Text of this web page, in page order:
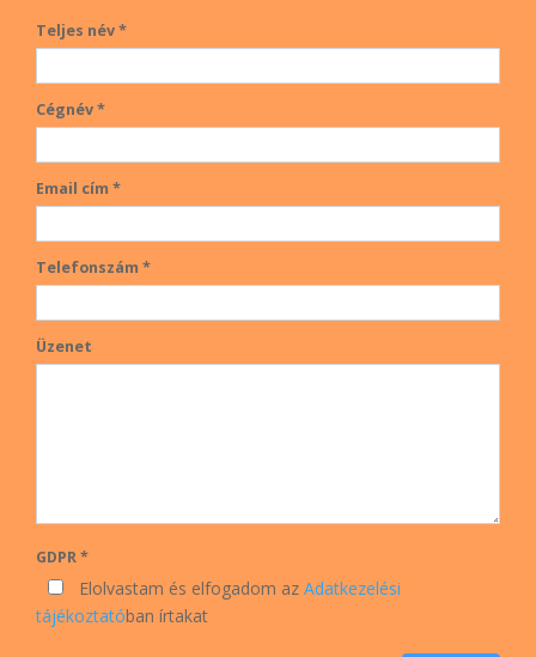
Teljes név *
Cégnév *
Email cím *
Telefonszám *
Üzenet
GDPR *
Elolvastam és elfogadom az Adatkezelési
tájékoztatóban írtakat